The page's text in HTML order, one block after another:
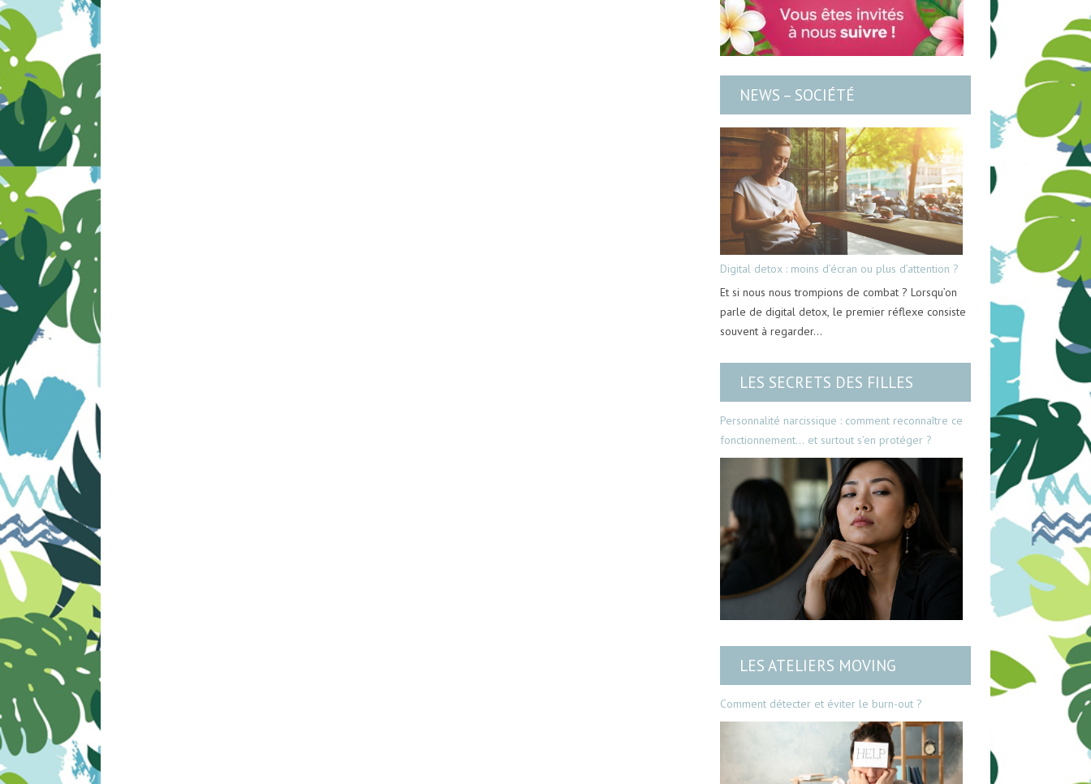
NEWS – SOCIÉTÉ
Digital detox : moins d’écran ou plus d’attention ?
Et si nous nous trompions de combat ? Lorsqu’on
parle de digital detox, le premier réflexe consiste
souvent à regarder…
LES SECRETS DES FILLES
Personnalité narcissique : comment reconnaître ce
fonctionnement… et surtout s’en protéger ?
LES ATELIERS MOVING
Comment détecter et éviter le burn-out ?